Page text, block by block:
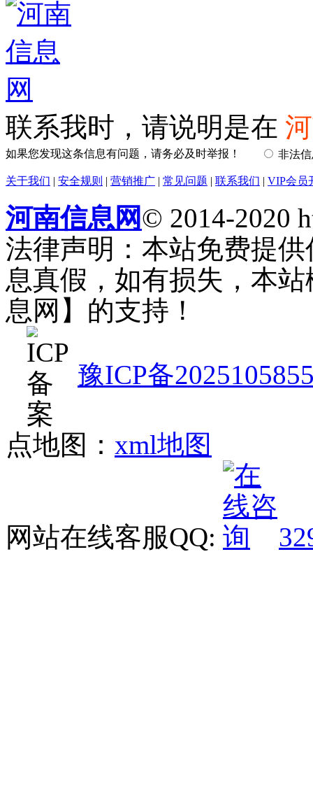
联系我时，请说明是在
如果您发现这条信息有问题，请务必及时举报！ 非法
关于我们 | 安全规则 | 营销推广 | 常见问题 | 联系我们 | VIP会员
河南信息网© 2014-2020
法律声明：本站免费提
息真假，如有损失，本
息网】的支持！
豫ICP备
点地图： xml地图
网站在线客服QQ: